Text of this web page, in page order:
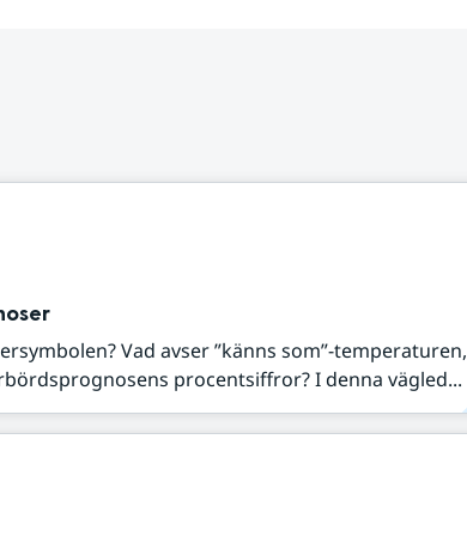
Vad avser ”känns som”-temperaturen,
procentsiffror? I denna vägled...